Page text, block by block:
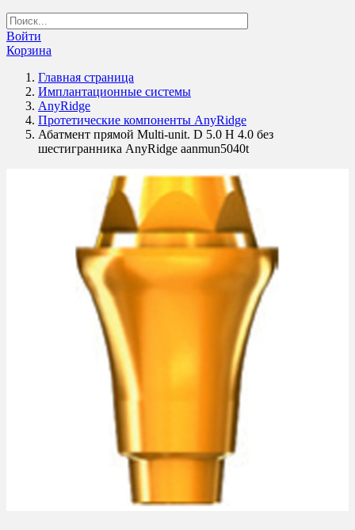
Войти
Корзина
Главная страница
Имплантационные системы
AnyRidge
Протетические компоненты AnyRidge
Абатмент прямой Multi-unit. D 5.0 H 4.0 без
шестигранника AnyRidge aanmun5040t